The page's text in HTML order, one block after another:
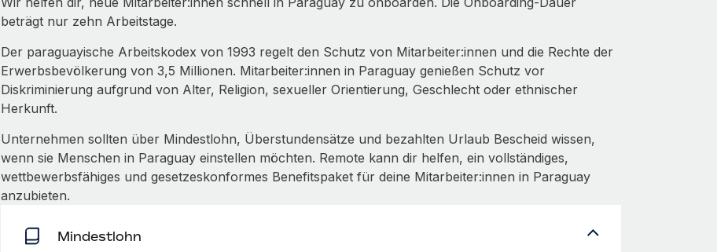
beträgt nur zehn Arbeitstage.
Der paraguayische Arbeitskodex von 1993 regelt den Schutz von Mitarbeiter:innen und die Rechte der
Erwerbsbevölkerung von 3,5 Millionen. Mitarbeiter:innen in Paraguay genießen Schutz vor
Diskriminierung aufgrund von Alter, Religion, sexueller Orientierung, Geschlecht oder ethnischer
Herkunft.
Unternehmen sollten über Mindestlohn, Überstundensätze und bezahlten Urlaub Bescheid wissen,
wenn sie Menschen in Paraguay einstellen möchten. Remote kann dir helfen, ein vollständiges,
wettbewerbsfähiges und gesetzeskonformes Benefitspaket für deine Mitarbeiter:innen in Paraguay
anzubieten.
Mindestlohn